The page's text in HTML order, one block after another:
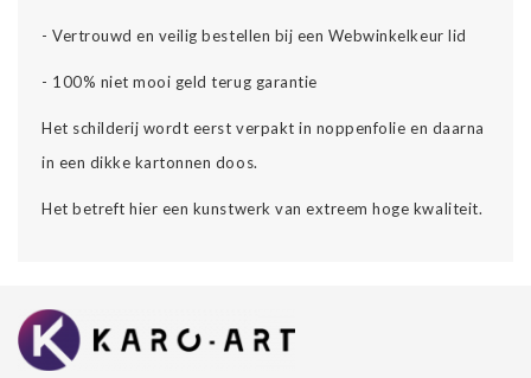
-Vertrouwd en veilig bestellen bij een Webwinkelkeur lid
- 100% niet mooi geld terug garantie
Het schilderij wordt eerst verpakt in noppenfolie en daarna
in een dikke kartonnen doos.
Het betreft hier een kunstwerk van extreem hoge kwaliteit.